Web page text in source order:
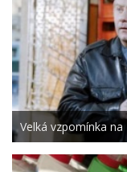
Velká vzpomínka